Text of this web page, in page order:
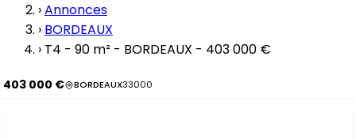
›Annonces
› BORDEAUX
› T4 - 90 m² - BORDEAUX - 403 000 €
403 000 € BORDEAUX33000